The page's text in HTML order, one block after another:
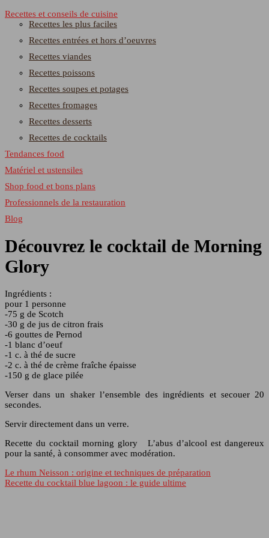
Recettes et conseils de cuisine
Recettes les plus faciles
Recettes entrées et hors d’oeuvres
Recettes viandes
Recettes poissons
Recettes soupes et potages
Recettes fromages
Recettes desserts
Recettes de cocktails
Tendances food
Matériel et ustensiles
Shop food et bons plans
Professionnels de la restauration
Blog
Découvrez le cocktail de Morning
Glory
Ingrédients :
pour 1 personne
-75 g de Scotch
-30 g de jus de citron frais
-6 gouttes de Pernod
-1 blanc d’oeuf
-1 c. à thé de sucre
-2 c. à thé de crème fraîche épaisse
-150 g de glace pilée
Verser dans un shaker l’ensemble des ingrédients et secouer 20
secondes.
Servir directement dans un verre.
Recette du cocktail morning glory L’abus d’alcool est dangereux
pour la santé, à consommer avec modération.
Le rhum Neisson : origine et techniques de préparation
Recette du cocktail blue lagoon : le guide ultime